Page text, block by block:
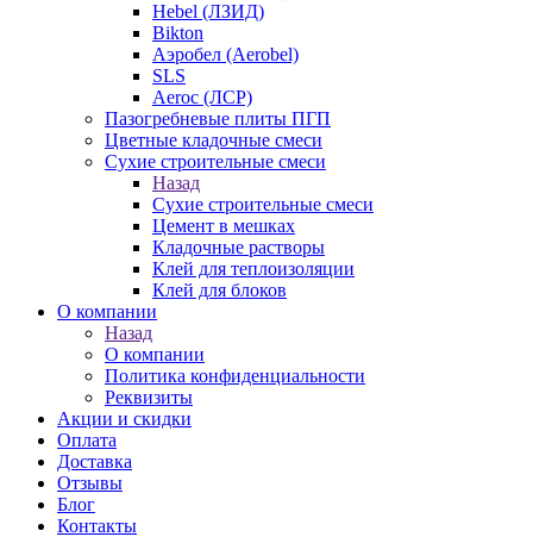
Hebel (ЛЗИД)
Bikton
Аэробел (Aerobel)
SLS
Aeroc (ЛСР)
Пазогребневые плиты ПГП
Цветные кладочные смеси
Сухие строительные смеси
Назад
Сухие строительные смеси
Цемент в мешках
Кладочные растворы
Клей для теплоизоляции
Клей для блоков
О компании
Назад
О компании
Политика конфиденциальности
Реквизиты
Акции и скидки
Оплата
Доставка
Отзывы
Блог
Контакты